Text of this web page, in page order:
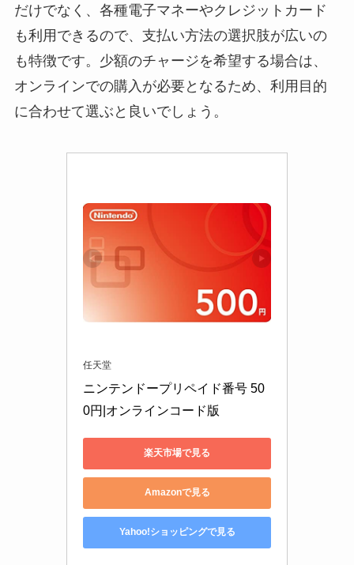
だけでなく、各種電子マネーやクレジットカード
も利用できるので、支払い方法の選択肢が広いの
も特徴です。少額のチャージを希望する場合は、
オンラインでの購入が必要となるため、利用目的
に合わせて選ぶと良いでしょう。
任天堂
ニンテンドープリペイド番号 50
0円|オンラインコード版
楽天市場で見る
Amazonで見る
Yahoo!ショッピングで見る